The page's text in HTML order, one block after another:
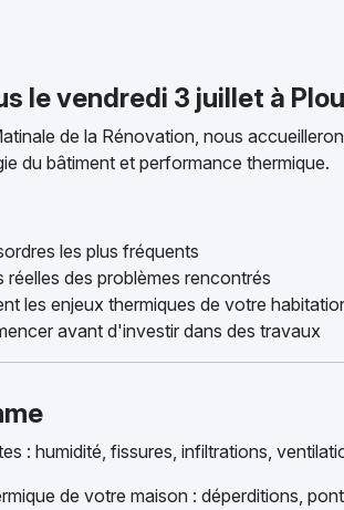
le vendredi 3 juillet à
de la Rénovation, nous
du bâtiment et performance thermique.
les plus fréquents
des problèmes rencontrés
les enjeux thermiques de votre
avant d'investir dans des travaux
: humidité, fissures, infiltrations,
de votre maison : déperditions,